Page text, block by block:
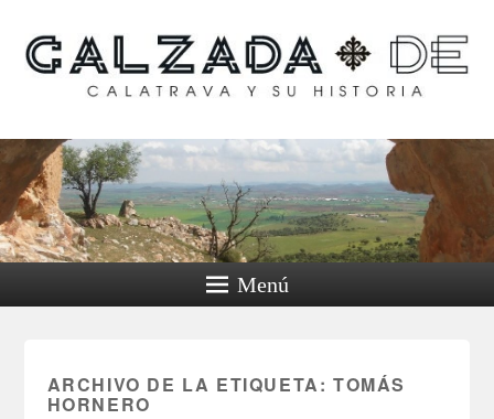
Calzada de Calatrava y
su historia
Menú
ARCHIVO DE LA ETIQUETA: TOMÁS
HORNERO